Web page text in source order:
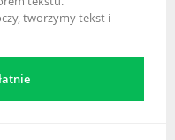
tworzymy tekst i